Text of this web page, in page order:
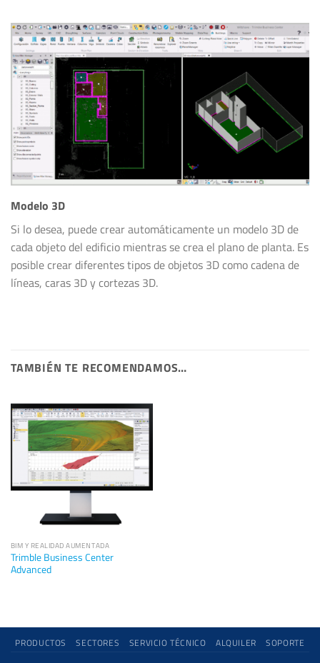
Modelo 3D
Si lo desea, puede crear automáticamente un modelo 3D de
cada objeto del edificio mientras se crea el plano de planta. Es
posible crear diferentes tipos de objetos 3D como cadena de
líneas, caras 3D y cortezas 3D.
TAMBIÉN TE RECOMENDAMOS…
BIM Y REALIDAD AUMENTADA
Trimble Business Center
Advanced
PRODUCTOS SECTORES SERVICIO TÉCNICO ALQUILER SOPORTE